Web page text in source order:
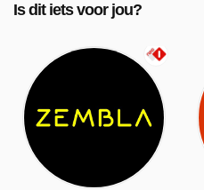
Is dit iets voor jou?